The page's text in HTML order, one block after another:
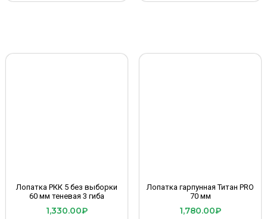
Лопатка РКК 5 без выборки
60 мм теневая 3 гиба
1,330.00₽
Лопатка гарпунная Титан PRO
70 мм
1,780.00₽